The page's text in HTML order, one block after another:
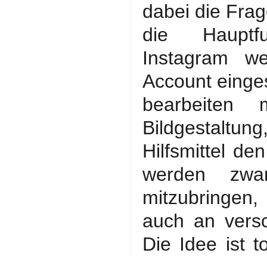
dabei die
die
Instagram
Account
bearbeiten
Hilfsmittel
werden
auch an
Die Idee ist